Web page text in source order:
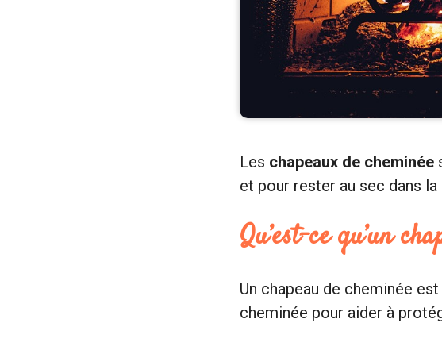
Les chapeaux de cheminée
et pour rester au sec dans
Qu’est-ce qu’un
Un chapeau de cheminée
cheminée pour aider à